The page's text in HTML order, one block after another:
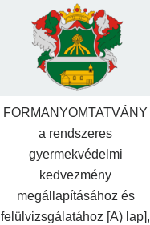
FORMANYOMTATVÁNY
a rendszeres
gyermekvédelmi
kedvezmény
megállapításához és
felülvizsgálatához [A) lap],